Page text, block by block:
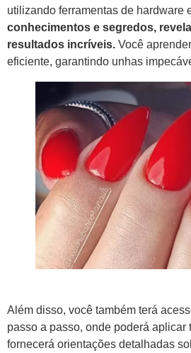
utilizando ferramentas de hardware
conhecimentos e segredos,
resultados incríveis. Você
eficiente, garantindo unhas
Além disso, você também terá
passo a passo, onde poderá
fornecerá orientações detalhadas